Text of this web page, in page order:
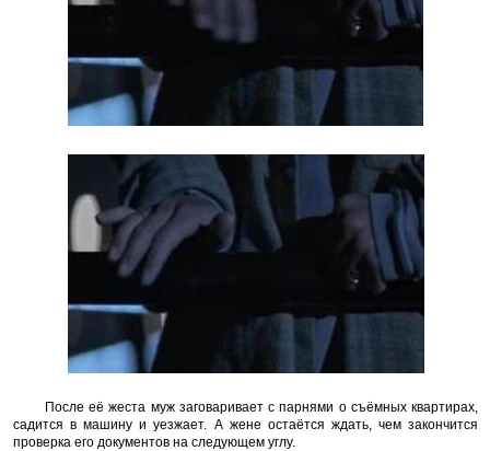
После её жеста муж заговаривает с парнями о съёмных квартирах,
садится в машину и уезжает. А жене остаётся ждать, чем закончится
проверка его документов на следующем углу.